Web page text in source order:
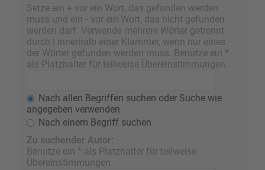
Setze ein + vor ein Wort, das gefunden werden
muss und ein - vor ein Wort, das nicht gefunden
werden darf. Verwende mehrere Wörter getrennt
durch
innerhalb einer Klammer, wenn nur eines
der Wörter gefunden werden muss. Benutze ein *
als Platzhalter für teilweise Übereinstimmungen.
Nach allen Begriffen suchen oder Suche wie
angegeben verwenden
Nach einem Begriff suchen
Zu suchender Autor:
Benutze ein * als Platzhalter für teilweise
Übereinstimmungen.